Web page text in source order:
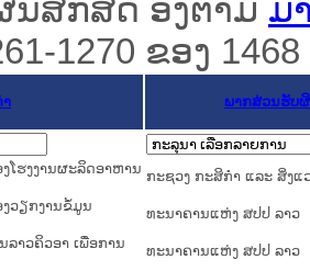
ນສັກສິດ ອີງຕາມ ມ
1270 ຂອງ
ພາກສ່ວນຮັບ
ໂຮງງານຜະລິດອາຫານ ກະຊວງ ກະສິກຳ ແລະ ສິ່ງແ
ວຽກງານຂໍ້ມູນ
ທະນາຄານແຫ່ງ ສປປ ລາວ
ລາວຄິວອາ ເພື່ອການ
ທະນາຄານແຫ່ງ ສປປ ລາວ